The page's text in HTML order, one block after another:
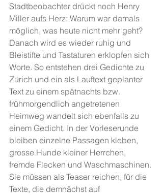
Stadtbeobachter drückt noch Henry
Miller aufs Herz: Warum war damals
möglich, was heute nicht mehr geht?
Danach wird es wieder ruhig und
Bleistifte und Tastaturen erklopfen sich
Worte. So entstehen drei Gedichte zu
Zürich und ein als Lauftext geplanter
Text zu einem spätnachts bzw.
frühmorgendlich angetretenen
Heimweg wandelt sich ebenfalls zu
einem Gedicht. In der Vorleserunde
bleiben einzelne Passagen kleben,
grosse Hunde kleiner Herrchen,
fremde Flecken und Waschmaschinen.
Sie müssen als Teaser reichen, für die
Texte, die demnächst auf